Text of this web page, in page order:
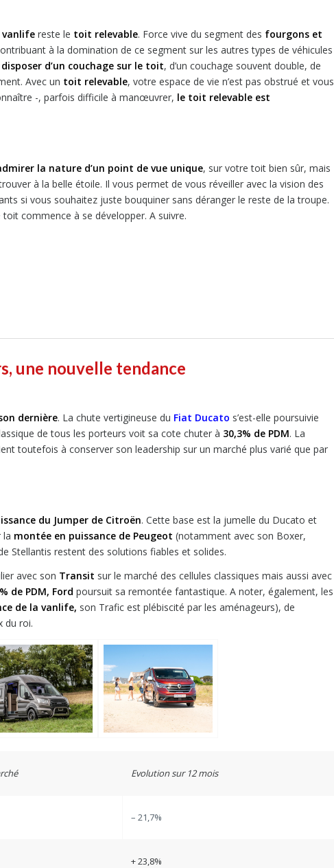
vanlife reste le toit relevable. Force vive du segment des fourgons et
à la domination de ce segment sur les autres types de véhicules
d’un couchage sur le toit, d’un couchage souvent double, de
Avec un toit relevable, votre espace de vie n’est pas obstrué et vous
-, parfois difficile à manœuvrer, le toit relevable est
la nature d’un point de vue unique, sur votre toit bien sûr, mais
à la belle étoile. Il vous permet de vous réveiller avec la vision des
si vous souhaitez juste bouquiner sans déranger le reste de la troupe.
commence à se développer. A suivre.
une nouvelle tendance
dernière. La chute vertigineuse du Fiat Ducato s’est-elle poursuivie
de tous les porteurs voit sa cote chuter à 30,3% de PDM. La
toutefois à conserver son leadership sur un marché plus varié que par
du Jumper de Citroën. Cette base est la jumelle du Ducato et
la montée en puissance de Peugeot (notamment avec son Boxer,
Stellantis restent des solutions fiables et solides.
avec son Transit sur le marché des cellules classiques mais aussi avec
de PDM, Ford poursuit sa remontée fantastique. A noter, également, les
de la vanlife, son Trafic est plébiscité par les aménageurs), de
du roi.
Evolution sur 12 mois
– 21,7%
+ 23,8%